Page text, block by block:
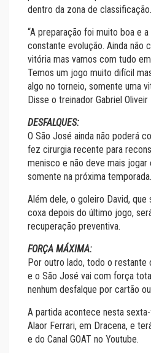
dentro da zona de classificação.
“A preparação foi muito boa e
constante evolução. Ainda não
vitória mas vamos com tudo
Temos um jogo muito difícil
algo no torneio, somente uma
Disse o treinador Gabriel Oliveir
DESFALQUES:
O São José ainda não poderá
fez cirurgia recente para
menisco e não deve mais jogar
somente na próxima temporada.
Além dele, o goleiro David,
coxa depois do último jogo,
recuperação preventiva.
FORÇA MÁXIMA:
Por outro lado, todo o restante
e o São José vai com força
nenhum desfalque por cartão
A partida acontece nesta
Alaor Ferrari, em Dracena, e
e do Canal GOAT no Youtube.